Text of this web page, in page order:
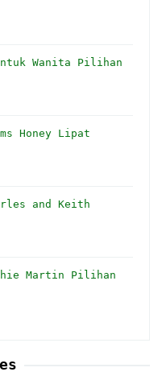
Wanita Pilihan
Honey Lipat
and Keith
Martin Pilihan